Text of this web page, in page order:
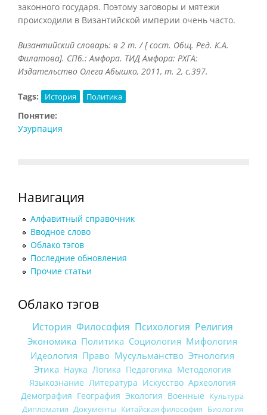
законного государя. Поэтому заговоры и мятежи
происходили в Византийской империи очень часто.
Византийский словарь: в 2 т. / [ сост. Общ. Ред. К.А.
Филатова]. СПб.: Амфора. ТИД Амфора: РХГА:
Издательство Олега Абышко, 2011, т. 2, с.397.
Tags: История Политика
Понятие:
Узурпация
Навигация
Алфавитный справочник
Вводное слово
Облако тэгов
Последние обновления
Прочие статьи
Облако тэгов
История Философия Психология Религия
Экономика Политика Социология Мифология
Идеология Право Мусульманство Этнология
Этика Наука Логика Педагогика Методология
Языкознание Литература Искусство Археология
Демография География Экология Военные Культура
Дипломатия Документы Китайская философия Биология